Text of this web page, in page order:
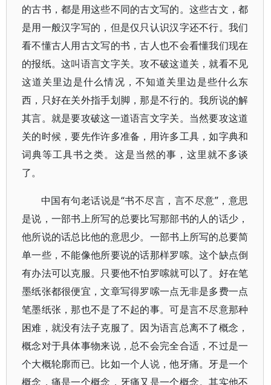
的古书，都是用这些不同的古文写的。这些古文，都
是用一般汉字写的，但是仅只认识汉字还不行。我们
看不懂古人用古文写的书，古人也不会看懂我们现在
的报纸。这叫语言文字关。攻不破这道关，就看不见
这道关里边是什么情况，不知道关里边是些什么东
西，只好在关外指手划脚，那是不行的。我所说的解
其言。就是要攻破这一道语言文字关。当然要攻这道
关的时候，要先作许多准备，用许多工具，如字典和
词典等工具书之类。这是当然的事，这里就不多谈
了。
中国有句老话说是“书不尽言，言不尽意”，意思
是说，一部书上所写的总要比写那部书的人的话少，
他所说的话总比他的意思少。一部书上所写的总要简
单一些，不能像他所要说的话那样罗嗦。这个缺点倒
有办法可以克服。只要他不怕罗嗦就可以了。好在笔
墨纸张都很便宜，文章写得罗嗦一点无非是多费一点
笔墨纸张，那也不是了不起的事。可是言不尽意那种
困难，就没有法子克服了。因为语言总离不了概念，
概念对于具体事物来说，总不会完全合适，不过是一
个大概轮廓而已。比如一个人说，他牙痛。牙是一个
概念，痛是一个概念，牙痛又是一个概念。其实他不